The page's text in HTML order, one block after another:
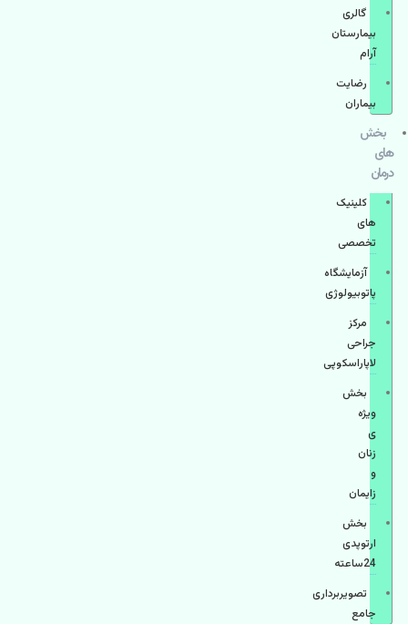
گالری
بیمارستان
آرام
رضایت
بیماران
بخش
های
درمان
کلینیک
های
تخصصی
آزمایشگاه
پاتوبیولوژی
مرکز
جراحی
لاپاراسکوپی
بخش
ویژه
ی
زنان
و
زایمان
بخش
ارتوپدی
24ساعته
تصویربرداری
جامع